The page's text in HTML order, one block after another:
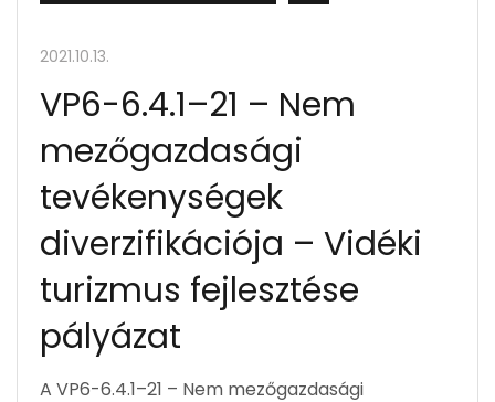
2021.10.13.
VP6-6.4.1–21 – Nem
mezőgazdasági
tevékenységek
diverzifikációja – Vidéki
turizmus fejlesztése
pályázat
A VP6-6.4.1–21 – Nem mezőgazdasági